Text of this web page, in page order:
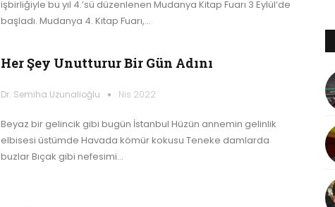
işbirliğiyle bu yıl 4.’sü düzenlenen Mudanya Kitap Fuarı 3 Eylül’de
başladı. Mudanya 4. Kitap Fuarı,…
Her Şey Unutturur Bir Gün Adını
Dr. Semiha Uzunalioğlu Nis 2022
Beyaz bir gelincik gibi bugün İstanbul Hüzün annemin gelinlik
elbisesi üstümde Havada kömür kokusu Teneke damlarda
buzlar Bıçak gibi nefesimi…